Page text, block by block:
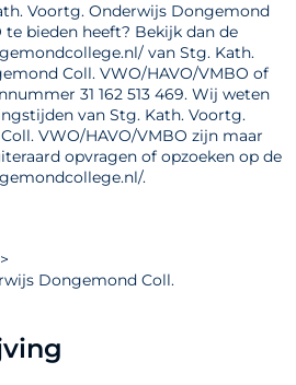
Voortg. Onderwijs Dongemond
te bieden heeft? Bekijk dan de
van Stg. Kath.
Coll. VWO/HAVO/VMBO of
31 162 513 469. Wij weten
van Stg. Kath. Voortg.
VWO/HAVO/VMBO zijn maar
opvragen of opzoeken op de
.
Dongemond Coll.